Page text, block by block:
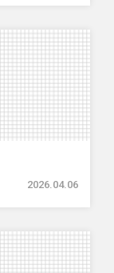
2026.04.06